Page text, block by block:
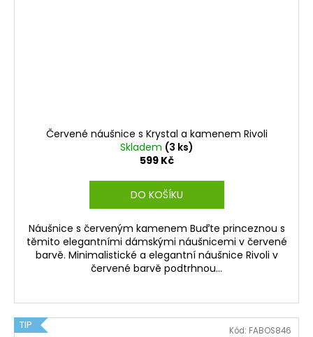
Červené náušnice s Krystal a kamenem Rivoli
Skladem (3 ks)
599 Kč
DO KOŠÍKU
Náušnice s červeným kamenem Buďte princeznou s
těmito elegantními dámskými náušnicemi v červené
barvě. Minimalistické a elegantní náušnice Rivoli v
červené barvě podtrhnou...
TIP Kód: FABOS846